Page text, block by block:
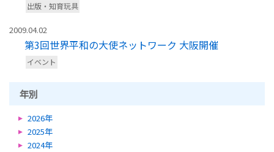
出版・知育玩具
2009.04.02
第3回世界平和の大使ネットワーク 大阪開催
イベント
年別
2026年
2025年
2024年